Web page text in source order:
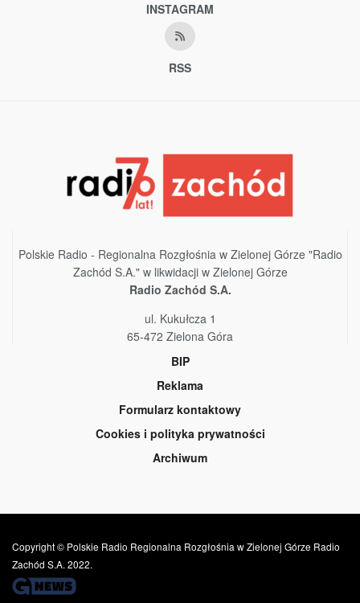
INSTAGRAM
RSS
Polskie Radio - Regionalna Rozgłośnia w Zielonej Górze "Radio
Zachód S.A." w likwidacji w Zielonej Górze
Radio Zachód S.A.
ul. Kukułcza 1
65-472 Zielona Góra
BIP
Reklama
Formularz kontaktowy
Cookies i polityka prywatności
Archiwum
Copyright © Polskie Radio Regionalna Rozgłośnia w Zielonej Górze Radio
Zachód S.A. 2022.